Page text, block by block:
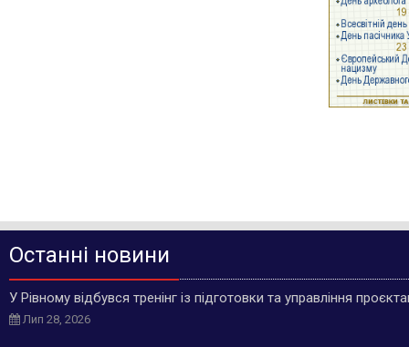
Останні новини
У Рівному відбувся тренінг із підготовки та управління
Лип 28, 2026